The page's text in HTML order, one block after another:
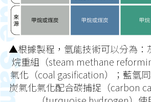
▲根據製程，氫能技術可以分為：
烷重組（steam methane
氣化（coal gasification）；藍氫
炭氣化氣化配合碳捕捉（carbon